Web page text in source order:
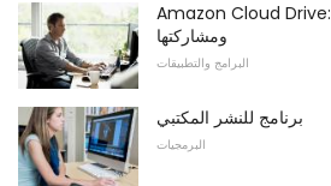
Amazon Cloud Drive: تخزين ملفات الفيديو
ومشاركتها
البرامج والتطبيقات
برنامج للنشر المكتبي
البرمجيات